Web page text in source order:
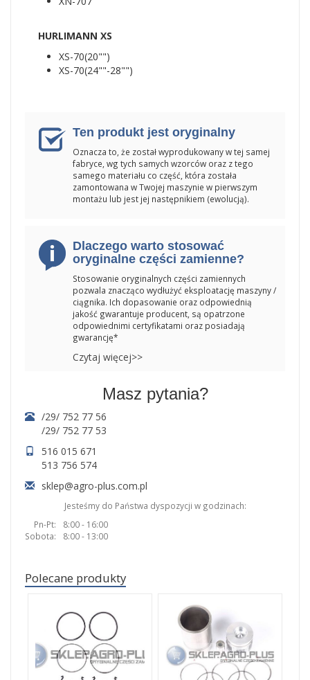
HURLIMANN XS
XS-70(20"")
XS-70(24""-28"")
Ten produkt jest oryginalny
Oznacza to, że został wyprodukowany w tej samej
fabryce, wg tych samych wzorców oraz z tego
samego materiału co część, która została
zamontowana w Twojej maszynie w pierwszym
montażu lub jest jej następnikiem (ewolucją).
Dlaczego warto stosować
oryginalne części zamienne?
Stosowanie oryginalnych części zamiennych
pozwala znacząco wydłużyć eksploatację maszyny /
ciągnika. Ich dopasowanie oraz odpowiednią
jakość gwarantuje producent, są opatrzone
odpowiednimi certyfikatami oraz posiadają
gwarancję*
Czytaj więcej>>
Masz pytania?
/29/ 752 77 56
/29/ 752 77 53
516 015 671
513 756 574
sklep@agro-plus.com.pl
Jesteśmy do Państwa dyspozycji w godzinach:
Pn-Pt:
Sobota:
8:00 - 16:00
8:00 - 13:00
Polecane produkty